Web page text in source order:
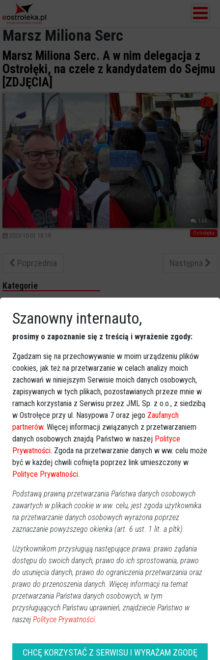
Marsz Miliona Serc
Marsz Miliona Serc. A w nim delegacja z
Ostrołęki, na czele z kandydatem do Sejmu
[ZDJĘCIA]
144
Ostrołęka
2023-10-01 18:19
Poprzednia Następna
Kategorie
Powiat ostrołecki
Balujemy
Region
Polska
Budujemy
Kościół i społeczeństwo
TV Ostrołęka
Kalendarz imprez
sierpień 2026
Pn
Wt Śr Cz Pt So
Nd
3
4 5 6 7 8
9
10
11 12 13 14 15
16
17
18 19 20 21 22
23
31
1 2 3 4 5 6
Dzisiaj:
Wydarzenia
Dionizje 2026
Biesiada Dożynkowa w Przytułach Starych
Święto jagody w Łodziskach
Szanowny internauto,
prosimy o zapoznanie się z treścią i wyrażenie zgody:
Zgadzam się na przechowywanie w moim urządzeniu plików
cookies, jak też na przetwarzanie w celach analizy moich
zachowań w niniejszym Serwisie moich danych osobowych,
zapisywanych w tych plikach, pozostawianych przeze mnie w
ramach korzystania z Serwisu przez JML Sp. z o.o., z siedzibą
w Ostrołęce przy ul. Nasypowa 7 oraz jego Zaufanych
partnerów. Więcej informacji związanych z przetwarzaniem
danych osobowych znajdą Państwo w naszej Polityce
Prywatności. Zgoda na przetwarzanie danych w ww. celu może
być w każdej chwili cofnięta poprzez link umieszczony w
Polityce Prywatności.
Podstawą prawną przetwarzania Państwa danych osobowych
zawartych w plikach cookie w ww. celu, jest zgoda użytkownika
na przetwarzanie danych osobowych wyrażona poprzez
zaznaczanie powyższego okienka (art. 6 ust. 1 lit. a pltk).
Użytkownikom przysługują następujące prawa: prawo żądania
dostępu do swoich danych, prawo do ich sprostowania, prawo
do usunięcia danych, prawo do ograniczenia przetwarzania oraz
prawo do przenoszenia danych. Więcej informacji na temat
przetwarzania Państwa danych osobowych, w tym
przysługujących Państwu uprawnień, znajdziecie Państwo w
naszej Polityce Prywatności.
CHCĘ KORZYSTAĆ Z SERWISU I WYRAŻAM ZGODĘ